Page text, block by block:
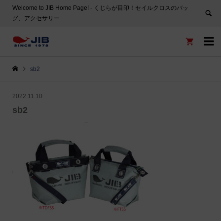
Welcome to JIB Home Page! ‐ くじらが目印！セイルクロスのバッ
グ、アクセサリー


sb2
2022.11.10
sb2